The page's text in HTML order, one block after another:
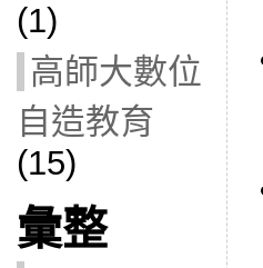
(1)
高師大數位
自造教育
(15)
彙整